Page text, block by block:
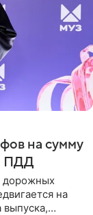
на сумму
ПДД
дорожных
на